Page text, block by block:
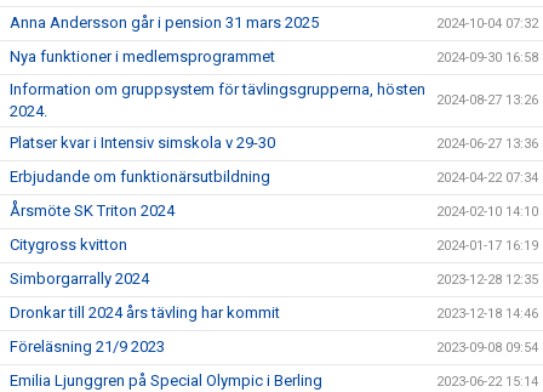
Anna Andersson går i pension 31 mars 2025 2024-10-04 07:32
Nya funktioner i medlemsprogrammet 2024-09-30 16:58
Information om gruppsystem för tävlingsgrupperna, hösten
2024.
2024-08-27 13:26
Platser kvar i Intensiv simskola v 29-30 2024-06-27 13:36
Erbjudande om funktionärsutbildning 2024-04-22 07:34
Årsmöte SK Triton 2024 2024-02-10 14:10
Citygross kvitton 2024-01-17 16:19
Simborgarrally 2024 2023-12-28 12:35
Dronkar till 2024 års tävling har kommit 2023-12-18 14:46
Föreläsning 21/9 2023 2023-09-08 09:54
Emilia Ljunggren på Special Olympic i Berling 2023-06-22 15:14